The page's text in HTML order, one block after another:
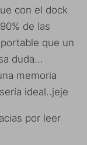
con el dock
de las
que un
duda…
memoria
ideal..jeje
por leer